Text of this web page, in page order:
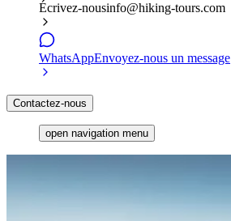
Écrivez-nousinfo@hiking-tours.com
WhatsAppEnvoyez-nous un message
Contactez-nous
open navigation menu